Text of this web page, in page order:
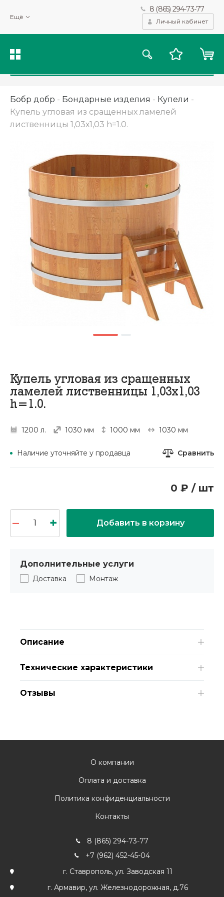
Ещё
8 (865) 294-73-77
Личный кабинет
Бобр добр - Бондарные изделия - Купели -
Купель угловая из сращенных ламелей
лиственницы 1,03х1,03 h=1.0.
Купель угловая из сращенных
ламелей лиственницы 1,03х1,03
h=1.0.
1200 л. 1030 мм 1000 мм 1030 мм
Наличие уточняйте у продавца Сравнить
0 ₽ / шт
Добавить в корзину
Дополнительные услуги
Доставка Монтаж
Описание
Технические характеристики
Отзывы
О компании
Оплата и доставка
Политика конфиденциальности
Контакты
8 (865) 294-73-77
+7 (962) 452-45-04
г. Ставрополь, ул. Заводская 11
г. Армавир, ул. Железнодорожная, д.76
Мы используем файлы cookie и другие подобные технологии
для получения данных с целью сбора статистики, повышения
качества рекомендаций и предоставления вам возможности
персонализированного просмотра.Подробнее